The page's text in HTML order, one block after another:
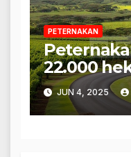
PETERNAKAN
22.000
JUN 4, 2025